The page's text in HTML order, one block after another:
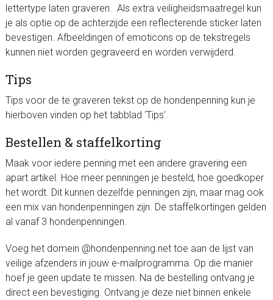
lettertype laten graveren. Als extra veiligheidsmaatregel kun
je als optie op de achterzijde een reflecterende sticker laten
bevestigen. Afbeeldingen of emoticons op de tekstregels
kunnen niet worden gegraveerd en worden verwijderd.
Tips
Tips voor de te graveren tekst op de hondenpenning kun je
hierboven vinden op het tabblad ‘Tips’.
Bestellen & staffelkorting
Maak voor iedere penning met een andere gravering een
apart artikel. Hoe meer penningen je besteld, hoe goedkoper
het wordt. Dit kunnen dezelfde penningen zijn, maar mag ook
een mix van hondenpenningen zijn. De staffelkortingen gelden
al vanaf 3 hondenpenningen.
Voeg het domein @hondenpenning.net toe aan de lijst van
veilige afzenders in jouw e-mailprogramma. Op die manier
hoef je geen update te missen. Na de bestelling ontvang je
direct een bevestiging. Ontvang je deze niet binnen enkele